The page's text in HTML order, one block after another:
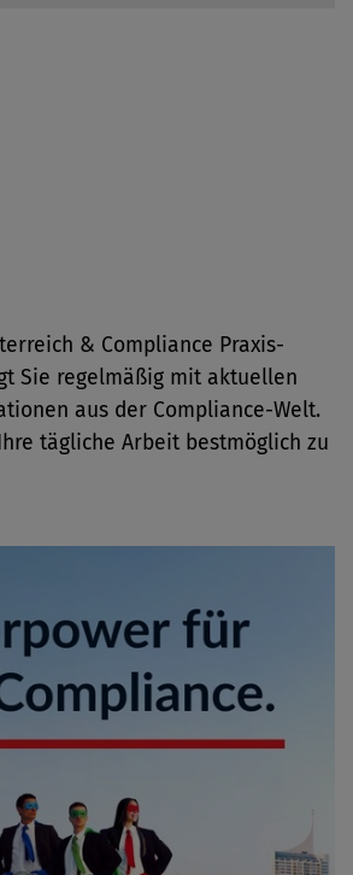
& Compliance Praxis-
Sie regelmäßig mit aktuellen
aus der Compliance-Welt.
tägliche Arbeit bestmöglich zu